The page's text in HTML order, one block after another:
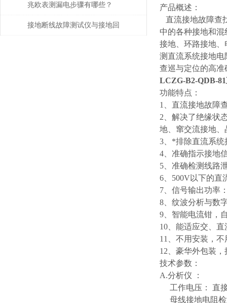
哪些？
兆欧表测漏电步骤有哪些？
接地断线故障测试仪与接地回
产品概述：
直流接地故障查
中的各种接地和
接地、环路接地
测直流系统接地
查巡与定位的高
LCZG-B2-QDB-
功能特点：
1、直流接地故障
2、解决了绝缘状
地、窜交流接地
3、*排除直流系统
4、准确指示接地
5、准确检测线路
6、500V以下的直
7、信号输出功率
8、纹波分析与数
9、智能电流钳，
10、能适应交、
11、不用安装，
12、豪华外包装
技术参数：
A.分析
工作电压： 直
母线接地电阻检